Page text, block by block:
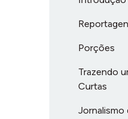
Porções
Trazendo
Curtas
Jornalismo